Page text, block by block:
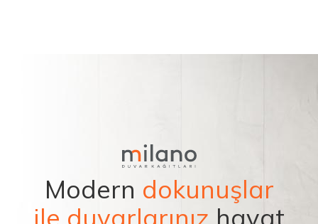
Modern dokunuşlar